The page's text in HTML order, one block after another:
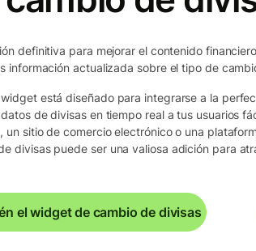
definitiva para mejorar el contenido
información actualizada sobre el tipo de
está diseñado para integrarse a la
de divisas en tiempo real a tus usuarios
un sitio de comercio electrónico o una
divisas puede ser una valiosa adición para
el widget de cambio de divisas